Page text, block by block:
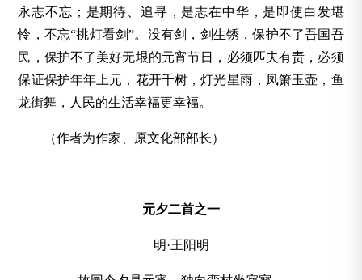
永志不忘；是期待、追寻，是志在中华，是即使白发堪
怜，不忘“挑灯看剑”。没有剑，剑生锈，保护不了吾国吾
民，保护不了美好无垠的元宵节日，必须匹夫有责，必须
保证保护年年上元，花开千树，灯光星雨，凤箫玉壶，鱼
龙街舞，人民的生活幸福更幸福。
（作者为作家、原文化部部长）
元夕二首之一
明·王阳明